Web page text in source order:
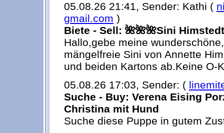
05.08.26 21:41, Sender: Kathi (
gmail.com )
Biete - Sell: 🌺🌺🌺Sini Himstedt
Hallo,gebe meine
mängelfreie Sini von Annette
und beiden Kartons ab.Keine O-
05.08.26 17:03, Sender: (
Suche - Buy: Verena Eising
Christina mit Hund
Suche diese Puppe in gutem